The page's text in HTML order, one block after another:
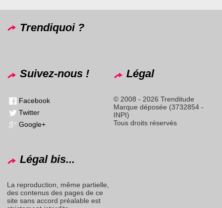
Trendiquoi ?
Suivez-nous !
Facebook
Twitter
Google+
Légal
© 2008 - 2026 Trenditude
Marque déposée (3732854 -
INPI)
Tous droits réservés
Légal bis...
La reproduction, même partielle,
des contenus des pages de ce
site sans accord préalable est